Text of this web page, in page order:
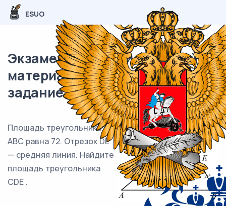
ESUO
Экзаменационный (типовой)
материал ЕГЭ / профиль / 01
задание (24) / 135
Площадь треугольника
ABC равна 72. Отрезок DE
— средняя линия. Найдите
площадь треугольника
CDE .